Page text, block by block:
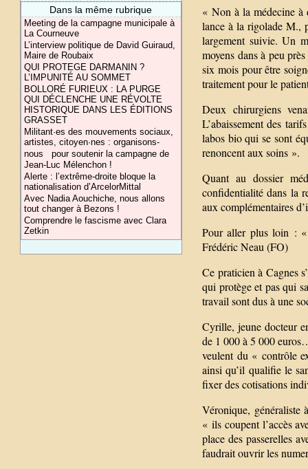
Dans la même rubrique
Meeting de la campagne municipale à
La Courneuve
L’interview politique de David Guiraud,
Maire de Roubaix
QUI PROTEGE DARMANIN ?
L’IMPUNITÉ AU SOMMET
BOLLORÉ FURIEUX : LA PURGE
QUI DÉCLENCHE UNE RÉVOLTE
HISTORIQUE DANS LES ÉDITIONS
GRASSET
Militant·es des mouvements sociaux,
artistes, citoyen·nes : organisons-
nous pour soutenir la campagne de
Jean-Luc Mélenchon !
Alerte : l’extrême-droite bloque la
nationalisation d’ArcelorMittal
Avec Nadia Aouchiche, nous allons
tout changer à Bezons !
Comprendre le fascisme avec Clara
Zetkin
« Non à la médecine à
lance à la rigolade M.,
largement suivie. Un
moyens dans à peu
six mois pour être
traitement pour le
Deux chirurgiens
L’abaissement des
labos bio qui se sont
renoncent aux soins ».
Quant au dossier
confidentialité dans la
aux complémentaires
Pour aller plus loin :
Frédéric Neau (FO)
Ce praticien à Cagnes
qui protège et pas qui
travail sont dus à une
Cyrille, jeune docteur
de 1 000 à 5 000
veulent du « contrôle
ainsi qu’il qualifie le
fixer des cotisations
Véronique, généraliste
« ils coupent l’accès
place des passerelles
faudrait ouvrir les